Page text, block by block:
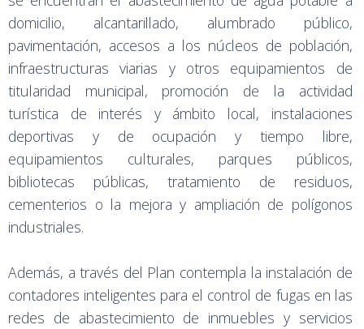
domicilio, alcantarillado, alumbrado público,
pavimentación, accesos a los núcleos de población,
infraestructuras viarias y otros equipamientos de
titularidad municipal, promoción de la actividad
turística de interés y ámbito local, instalaciones
deportivas y de ocupación y tiempo libre,
equipamientos culturales, parques públicos,
bibliotecas públicas, tratamiento de residuos,
cementerios o la mejora y ampliación de polígonos
industriales.
Además, a través del Plan contempla la instalación de
contadores inteligentes para el control de fugas en las
redes de abastecimiento de inmuebles y servicios